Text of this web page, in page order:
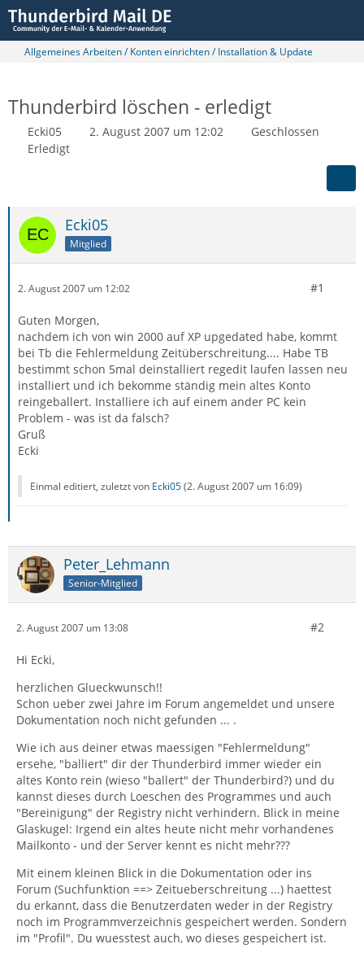
Allgemeines Arbeiten / Konten einrichten / Installation & Update
Thunderbird löschen - erledigt
Ecki05 2. August 2007 um 12:02
Geschlossen
Erledigt
Ecki05
Mitglied
2. August 2007 um 12:02 #1
Guten Morgen,
nachdem ich von win 2000 auf XP upgedated habe, kommt
bei Tb die Fehlermeldung Zeitüberschreitung.... Habe TB
bestimmt schon 5mal deinstalliert regedit laufen lassen neu
installiert und ich bekomme ständig mein altes Konto
reingeballert. Installiere ich auf einem ander PC kein
Problem - was ist da falsch?
Gruß
Ecki
Einmal editiert, zuletzt von Ecki05(2. August 2007 um 16:09)
Peter_Lehmann
Senior-Mitglied
2. August 2007 um 13:08 #2
Hi Ecki,
herzlichen Glueckwunsch!!
Schon ueber zwei Jahre im Forum angemeldet und unsere
Dokumentation noch nicht gefunden ... .
Wie ich aus deiner etwas maessigen "Fehlermeldung"
ersehe, "balliert" dir der Thunderbird immer wieder ein
altes Konto rein (wieso "ballert" der Thunderbird?) und du
kannst dieses durch Loeschen des Programmes und auch
"Bereinigung" der Registry nicht verhindern. Blick in meine
Glaskugel: Irgend ein altes heute nicht mehr vorhandenes
Mailkonto - und der Server kennt es nicht mehr???
Mit einem kleinen Blick in die Dokumentation oder ins
Forum (Suchfunktion ==> Zeitueberschreitung ...) haettest
du erkannt, dass die Benutzerdaten weder in der Registry
noch im Programmverzeichnis gespeichert werden. Sondern
im "Profil". Du wuesstest auch, wo dieses gespeichert ist.